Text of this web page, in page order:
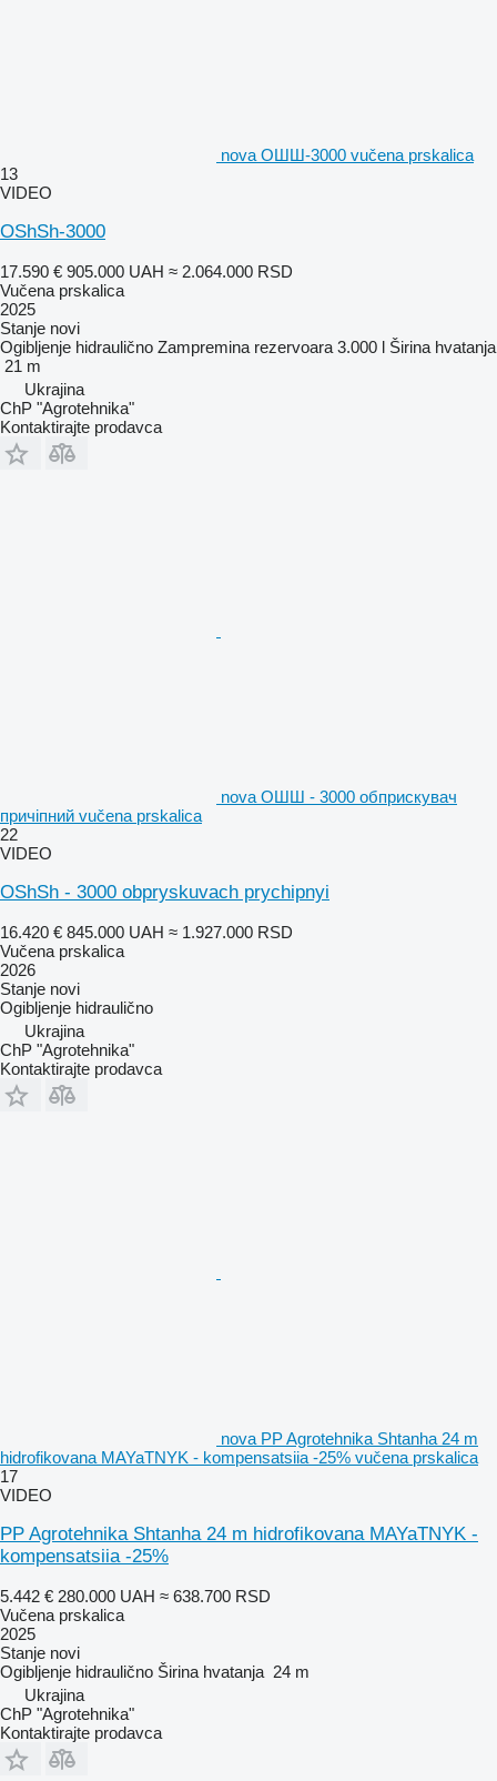
nova ОШШ-3000 vučena prskalica
13
VIDEO
OShSh-3000
17.590 € 905.000 UAH ≈ 2.064.000 RSD
Vučena prskalica
2025
Stanje novi
Ogibljenje hidraulično Zampremina rezervoara 3.000 l Širina hvatanja
21 m
Ukrajina
ChP "Agrotehnika"
Kontaktirajte prodavca
nova ОШШ - 3000 обприскувач
причіпний vučena prskalica
22
VIDEO
OShSh - 3000 obpryskuvach prychipnyi
16.420 € 845.000 UAH ≈ 1.927.000 RSD
Vučena prskalica
2026
Stanje novi
Ogibljenje hidraulično
Ukrajina
ChP "Agrotehnika"
Kontaktirajte prodavca
nova PP Agrotehnika Shtanha 24 m
hidrofikovana MAYaTNYK - kompensatsiia -25% vučena prskalica
17
VIDEO
PP Agrotehnika Shtanha 24 m hidrofikovana MAYaTNYK -
kompensatsiia -25%
5.442 € 280.000 UAH ≈ 638.700 RSD
Vučena prskalica
2025
Stanje novi
Ogibljenje hidraulično Širina hvatanja 24 m
Ukrajina
ChP "Agrotehnika"
Kontaktirajte prodavca